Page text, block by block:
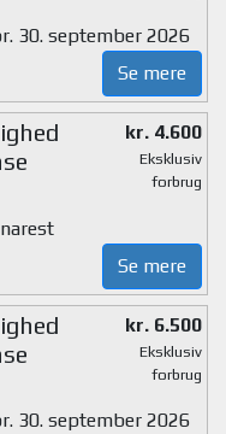
30. september 2026
Se mere
kr. 4.600
Eksklusiv
forbrug
Se mere
kr. 6.500
Eksklusiv
forbrug
30. september 2026